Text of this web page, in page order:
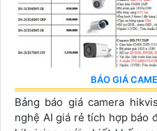
BÁO GIÁ
Bảng báo giá camera
nghệ AI giá rẻ tích hợp báo